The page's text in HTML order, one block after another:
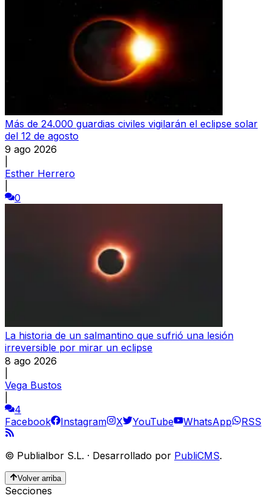
Más de 24.000 guardias civiles vigilarán el eclipse solar
del 12 de agosto
9 ago 2026
Esther Herrero
0
La historia de un salmantino que sufrió una lesión
irreversible por mirar un eclipse
8 ago 2026
Vega Bustos
4
Facebook
Instagram X YouTube WhatsApp RSS
© Publialbor S.L. · Desarrollado por PubliCMS.
Volver arriba
Secciones